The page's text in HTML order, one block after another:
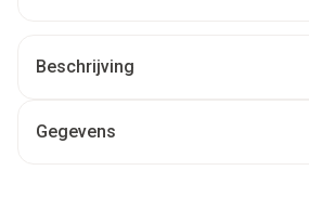
Beschrijving
Gegevens